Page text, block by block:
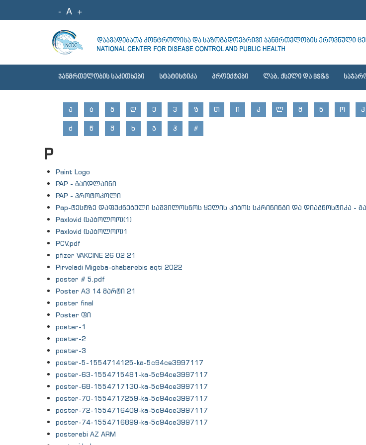
- A +
ᲯᲐᲜᲛᲠᲗᲔᲚᲝᲑᲘᲡ ᲡᲐᲙᲘᲗᲮᲔᲑᲘ ᲡᲢᲐᲢᲘᲡᲢᲘᲙᲐ ᲞᲠᲝᲔᲥᲢᲔᲑᲘ ᲚᲐᲑ. ᲥᲡᲔᲚᲘ ᲓᲐ BS&S
Ა Ბ Გ Დ Ე Ვ Ზ Თ Ი Კ Ლ Მ Ნ Ო Პ
Ძ Წ Ჭ Ხ Ჯ Ჰ #
P
Paint Logo
PAP - გაიდლაინი
PAP - პროტოკოლი
Pap-ტესტზე დაფუძნებული საშვილოსნოს ყელის კიბოს სკრინინგი და დიაგნოსტიკა -
Paxlovid (საბოლოო)(1)
Paxlovid (საბოლოო)1
PCV.pdf
pfizer VAKCINE 26 02 21
Pirveladi Migeba-chabarebis aqti 2022
poster # 5.pdf
Poster A3 14 მარტი 21
poster final
Poster ფი
poster-1
poster-2
poster-3
poster-5-1554714125-ka-5c94ce3997117
poster-63-1554715481-ka-5c94ce3997117
poster-68-1554717130-ka-5c94ce3997117
poster-70-1554717259-ka-5c94ce3997117
poster-72-1554716409-ka-5c94ce3997117
poster-74-1554716899-ka-5c94ce3997117
posterebi AZ ARM